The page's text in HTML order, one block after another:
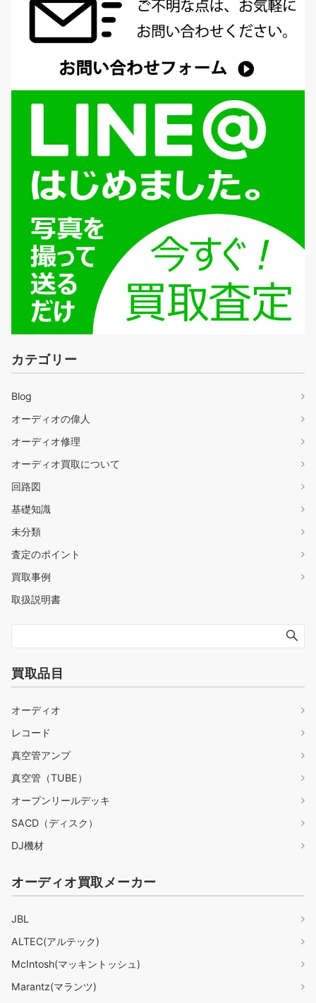
カテゴリー
Blog
オーディオの偉人
オーディオ修理
オーディオ買取について
回路図
基礎知識
未分類
査定のポイント
買取事例
取扱説明書
買取品目
オーディオ
レコード
真空管アンプ
真空管（TUBE）
オープンリールデッキ
SACD（ディスク）
DJ機材
オーディオ買取メーカー
JBL
ALTEC(アルテック)
McIntosh(マッキントッシュ)
Marantz(マランツ)